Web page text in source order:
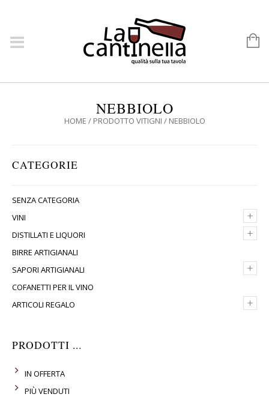
NEBBIOLO
HOME / PRODOTTO VITIGNI / NEBBIOLO
CATEGORIE
SENZA CATEGORIA
+
VINI
+
DISTILLATI E LIQUORI
BIRRE ARTIGIANALI
+
SAPORI ARTIGIANALI
COFANETTI PER IL VINO
+
ARTICOLI REGALO
PRODOTTI ...
IN OFFERTA
PIÙ VENDUTI